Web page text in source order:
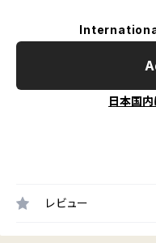
日本国
レビュー